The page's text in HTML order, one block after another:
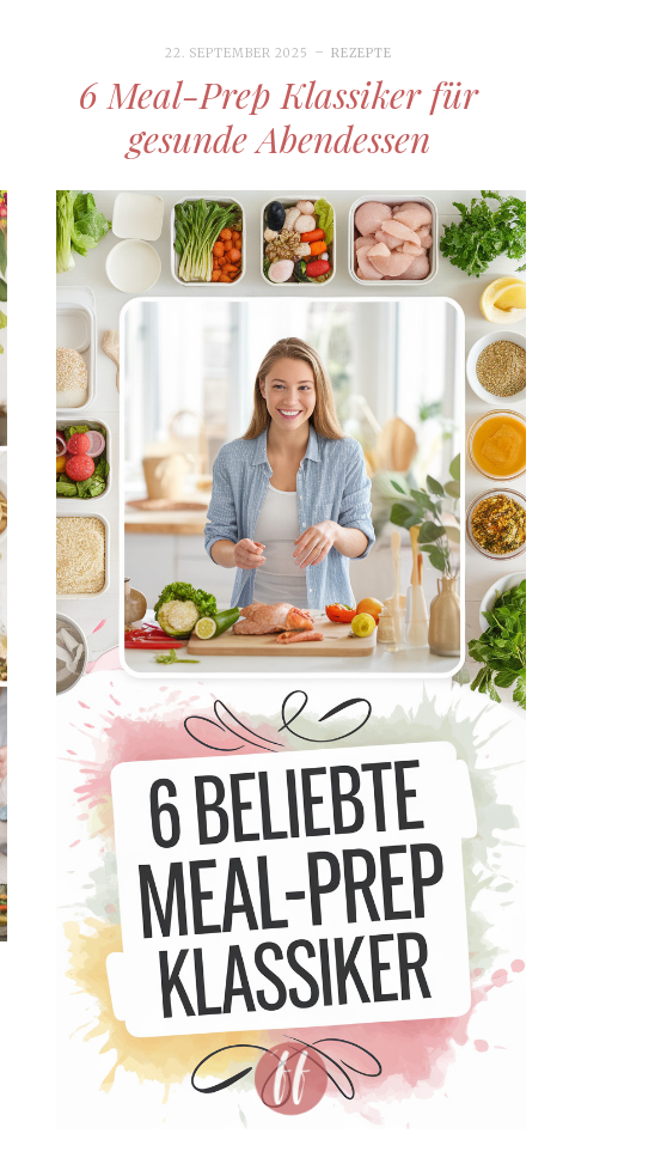
22. SEPTEMBER 2025 REZEPTE
6 Meal-Prep Klassiker für
gesunde Abendessen